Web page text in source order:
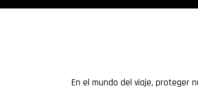
En el mundo del viaje, proteger